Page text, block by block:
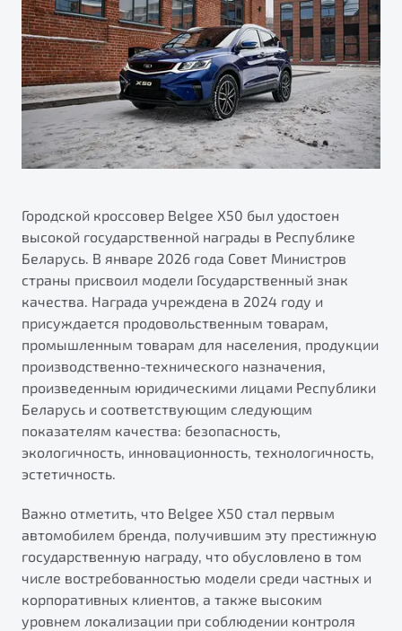
Яркий кроссовер
от 2 219 990 ₽*
Обзор В наличии
Элегантный и практичный седан
от 1 699 990 ₽*
Обзор В наличии
X70
Автокредит
Трейд-ин
Страхование
Расчет КАСКО
Узнайте о специальных выгодах при покупке
автомобиля Belgee
Подробно
Автомобили в наличии
Тест-драйв
Автокредит
Спецпредложения
ПОДДЕРЖКА
Гарантия Belgee
Belgee Линк
Belgee Клуб
Belgee Плюс
Клиентская поддержка
Помощь на дорогах
Будьте еще более уверены на дорогах с программой
"Помощь на дорогах"
Преимущества программы
О дилерском центре
Правовая информация
Городской кроссовер Belgee Х50 был удостоен
высокой государственной награды в Республике
Беларусь. В январе 2026 года Совет Министров
страны присвоил модели Государственный знак
качества. Награда учреждена в 2024 году и
присуждается продовольственным товарам,
промышленным товарам для населения, продукции
производственно-технического назначения,
произведенным юридическими лицами Республики
Беларусь и соответствующим следующим
показателям качества: безопасность,
экологичность, инновационность, технологичность,
эстетичность.
Важно отметить, что Belgee X50 стал первым
автомобилем бренда, получившим эту престижную
государственную награду, что обусловлено в том
числе востребованностью модели среди частных и
корпоративных клиентов, а также высоким
уровнем локализации при соблюдении контроля